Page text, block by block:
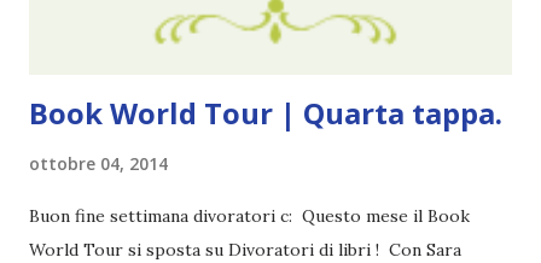
visto, l'ho sentito. Le cose che ha fatto, i misfatti ch...
Book World Tour | Quarta tappa.
ottobre 04, 2014
Buon fine settimana divoratori c: Questo mese il Book
World Tour si sposta su Divoratori di libri ! Con Sara